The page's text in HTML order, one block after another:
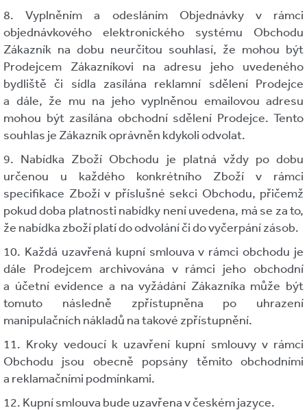
8. Vyplněním a odesláním Objednávky v rámci
objednávkového elektronického systému Obchodu
Zákazník na dobu neurčitou souhlasí, že mohou být
Prodejcem Zákazníkovi na adresu jeho uvedeného
bydliště či sídla zasílána reklamní sdělení Prodejce
a dále, že mu na jeho vyplněnou emailovou adresu
mohou být zasílána obchodní sdělení Prodejce. Tento
souhlas je Zákazník oprávněn kdykoli odvolat.
9. Nabídka Zboží Obchodu je platná vždy po dobu
určenou u každého konkrétního Zboží v rámci
specifikace Zboží v příslušné sekci Obchodu, přičemž
pokud doba platnosti nabídky není uvedena, má se za to,
že nabídka zboží platí do odvolání či do vyčerpání zásob.
10. Každá uzavřená kupní smlouva v rámci obchodu je
dále Prodejcem archivována v rámci jeho obchodní
a účetní evidence a na vyžádání Zákazníka může být
tomuto následně zpřístupněna po uhrazení
manipulačních nákladů na takové zpřístupnění.
11. Kroky vedoucí k uzavření kupní smlouvy v rámci
Obchodu jsou obecně popsány těmito obchodními
a reklamačními podmínkami.
12. Kupní smlouva bude uzavřena v českém jazyce.